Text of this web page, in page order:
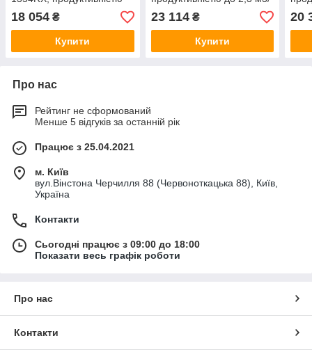
до 2,3 м3/год (блакитний
корпус) (F145B)
18 054 ₴
Купити
год (блакитний корпус)
(F139B)
23 114₴
Купити
год
20
Про нас
Рейтинг не сформований
Менше 5 відгуків за останній рік
Працює з 25.04.2021
м. Київ
вул.Вінстона Черчилля 88 (Червоноткацька 88), Київ,
Україна
Контакти
Сьогодні працює з 09:00 до 18:00
Показати весь графік роботи
Про нас
Контакти